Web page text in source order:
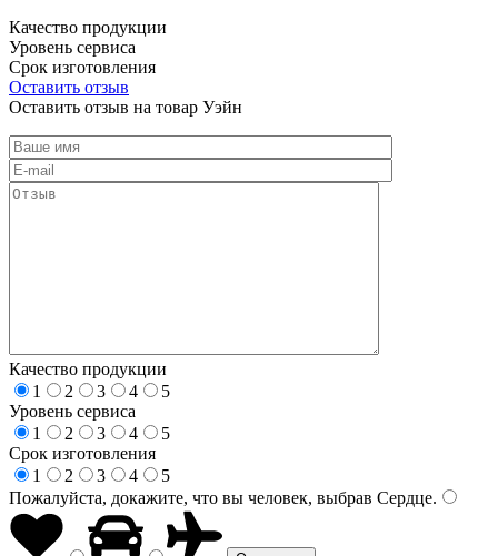
Качество продукции
Уровень сервиса
Срок изготовления
Оставить отзыв
Оставить отзыв на товар Уэйн
Качество продукции
1
2 3 4
5
Уровень сервиса
1
2 3 4
5
Срок изготовления
1
2 3 4
5
Пожалуйста, докажите, что вы человек, выбрав Сердце.